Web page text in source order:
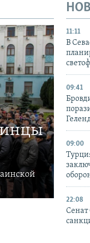
11:11
В
09:41
09:00
22:08